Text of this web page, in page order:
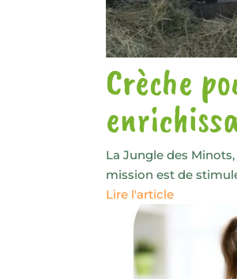
Crèche
La Jungle des
mission est de
Lire l'article